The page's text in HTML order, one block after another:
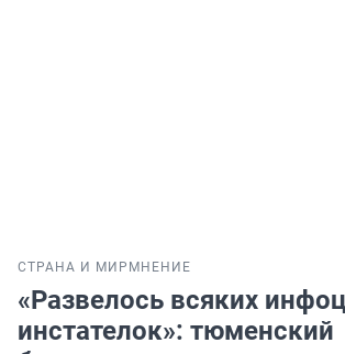
СТРАНА И МИР МНЕНИЕ
«Развелось всяких
инстателок»: тюменский